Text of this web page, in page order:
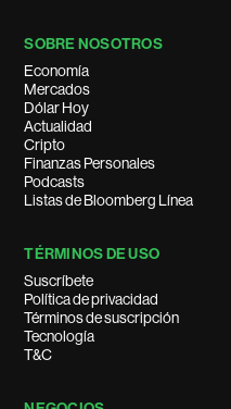
SOBRE NOSOTROS
Economía
Mercados
Dólar Hoy
Actualidad
Cripto
Finanzas Personales
Podcasts
Listas de Bloomberg Línea
TÉRMINOS DE USO
Suscríbete
Política de privacidad
Términos de suscripción
Tecnología
T&C